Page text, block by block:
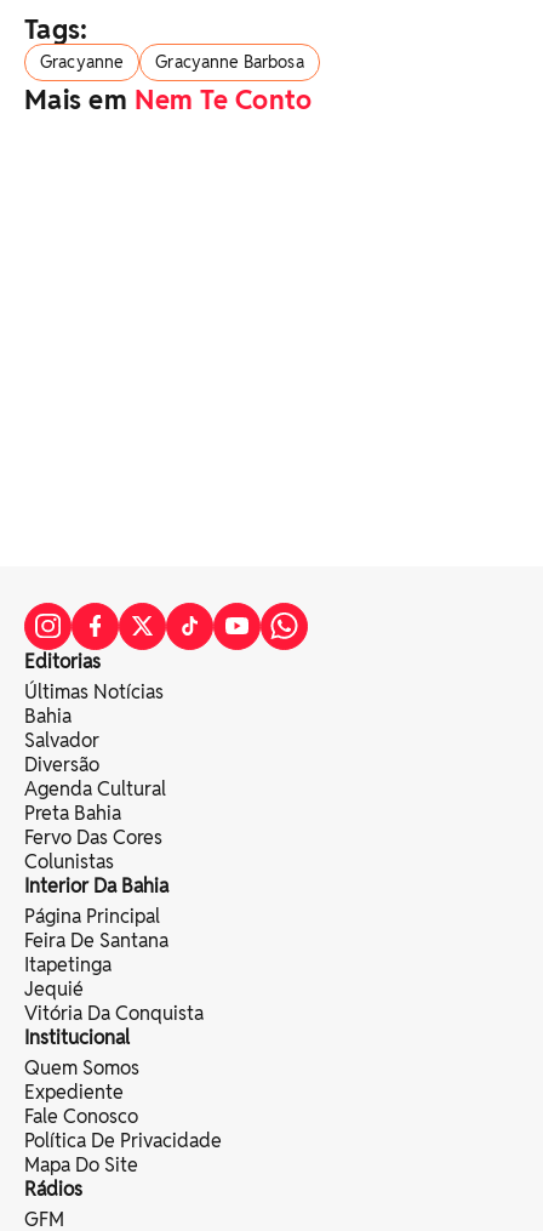
Tags:
Gracyanne Gracyanne Barbosa
Mais em Nem Te Conto
Editorias
Últimas Notícias
Bahia
Salvador
Diversão
Agenda Cultural
Preta Bahia
Fervo Das Cores
Colunistas
Interior Da Bahia
Página Principal
Feira De Santana
Itapetinga
Jequié
Vitória Da Conquista
Institucional
Quem Somos
Expediente
Fale Conosco
Política De Privacidade
Mapa Do Site
Rádios
GFM